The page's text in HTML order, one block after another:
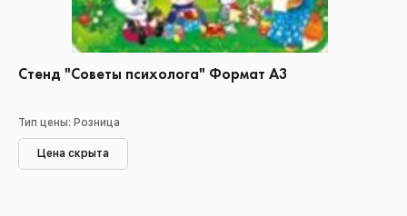
Стенд "Советы психолога" Формат А3
Тип цены: Розница
Цена скрыта